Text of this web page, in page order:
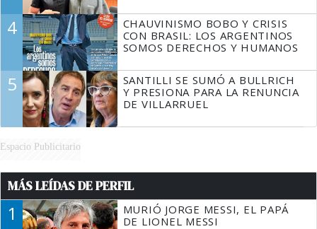
4
CHAUVINISMO BOBO Y CRISIS
CON BRASIL: LOS ARGENTINOS
SOMOS DERECHOS Y HUMANOS
5
SANTILLI SE SUMÓ A BULLRICH
Y PRESIONA PARA LA RENUNCIA
DE VILLARRUEL
Espacio Publicitario
MÁS LEÍDAS DE PERFIL
1
MURIÓ JORGE MESSI, EL PAPÁ
DE LIONEL MESSI